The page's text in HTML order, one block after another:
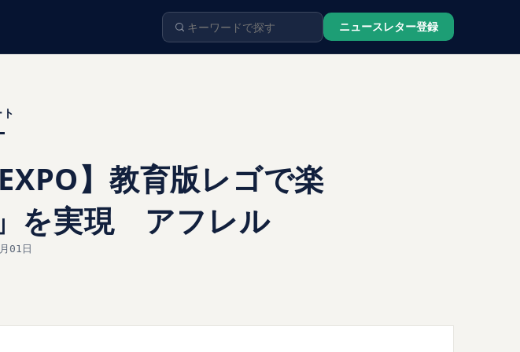
ニュースレター登録
】教育版レゴで楽
を実現 アフレル
01日